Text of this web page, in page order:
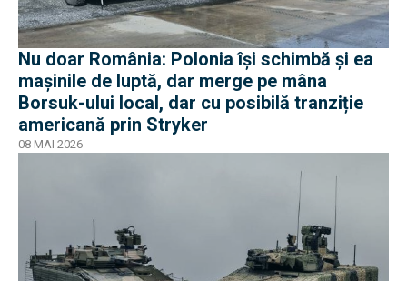
Nu doar România: Polonia își schimbă și ea
mașinile de luptă, dar merge pe mâna
Borsuk-ului local, dar cu posibilă tranziție
americană prin Stryker
08 MAI 2026